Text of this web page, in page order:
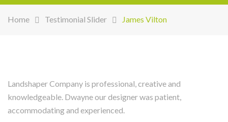
Home Testimonial Slider James Vilton
Landshaper Company is professional, creative and
knowledgeable. Dwayne our designer was patient,
accommodating and experienced.